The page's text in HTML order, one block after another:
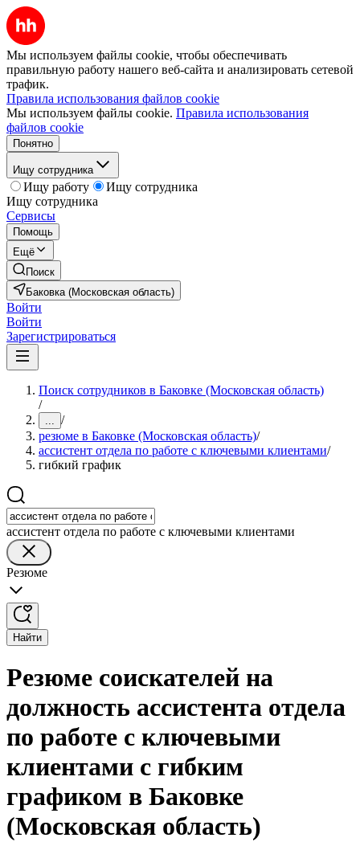
Мы используем файлы cookie, чтобы обеспечивать
правильную работу нашего веб-сайта и анализировать сетевой
трафик.
Правила использования файлов cookie
Мы используем файлы cookie. Правила использования
файлов cookie
Понятно
Ищу сотрудника
Ищу работу
Ищу сотрудника
Ищу сотрудника
Сервисы
Помощь
Ещё
Поиск
Баковка (Московская область)
Войти
Войти
Зарегистрироваться
Поиск сотрудников в Баковке (Московская область)
/
... /
резюме в Баковке (Московская область)/
ассистент отдела по работе с ключевыми клиентами/
гибкий график
ассистент отдела по работе с ключевыми клиентами
Резюме
Найти
Резюме соискателей на
должность ассистента отдела
по работе с ключевыми
клиентами с гибким
графиком в Баковке
(Московская область)